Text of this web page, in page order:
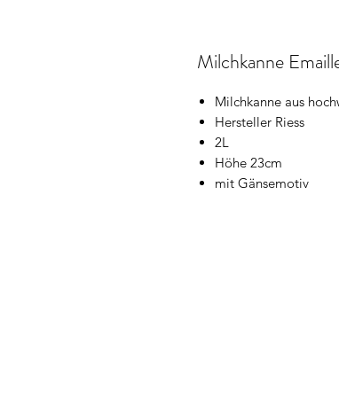
Milchkanne
Milchkanne aus
Hersteller Riess
2L
Höhe 23cm
mit Gänsemotiv